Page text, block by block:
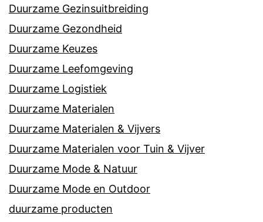
Duurzame Gezinsuitbreiding
Duurzame Gezondheid
Duurzame Keuzes
Duurzame Leefomgeving
Duurzame Logistiek
Duurzame Materialen
Duurzame Materialen & Vijvers
Duurzame Materialen voor Tuin & Vijver
Duurzame Mode & Natuur
Duurzame Mode en Outdoor
duurzame producten